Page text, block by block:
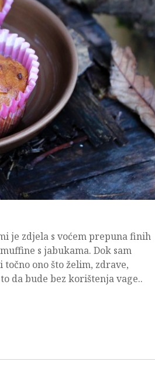
je zdjela s voćem prepuna finih
s jabukama. Dok sam
ono što želim, zdrave,
da bude bez korištenja vage..